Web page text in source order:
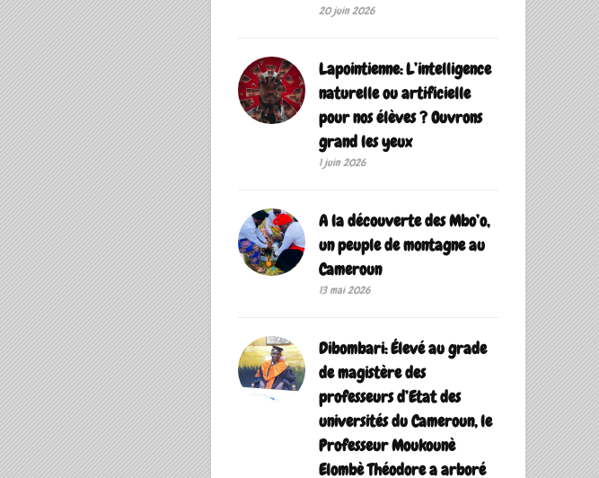
20 juin 2026
Lapointienne: L’intelligence
naturelle ou artificielle
pour nos élèves ? Ouvrons
grand les yeux
1 juin 2026
A la découverte des Mbo’o,
un peuple de montagne au
Cameroun
13 mai 2026
Dibombari: Élevé au grade
de magistère des
professeurs d’Etat des
universités du Cameroun, le
Professeur Moukounè
Elombè Théodore a arboré